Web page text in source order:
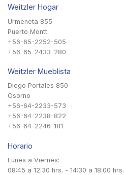
Weitzler Hogar
Urmeneta 855
Puerto Montt
+56-65-2252-505
+56-65-2433-280
Weitzler Mueblista
Diego Portales 850
Osorno
+56-64-2233-573
+56-64-2238-822
+56-64-2246-181
Horario
Lunes a Viernes:
08:45 a 12:30 hrs. - 14:30 a 18:00 hrs.